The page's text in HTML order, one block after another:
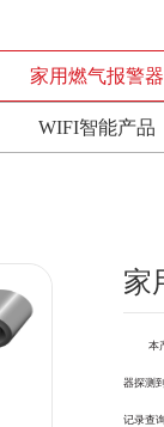
家用燃气报警器
WIFI智能产品
家
本产
器探测
记录查